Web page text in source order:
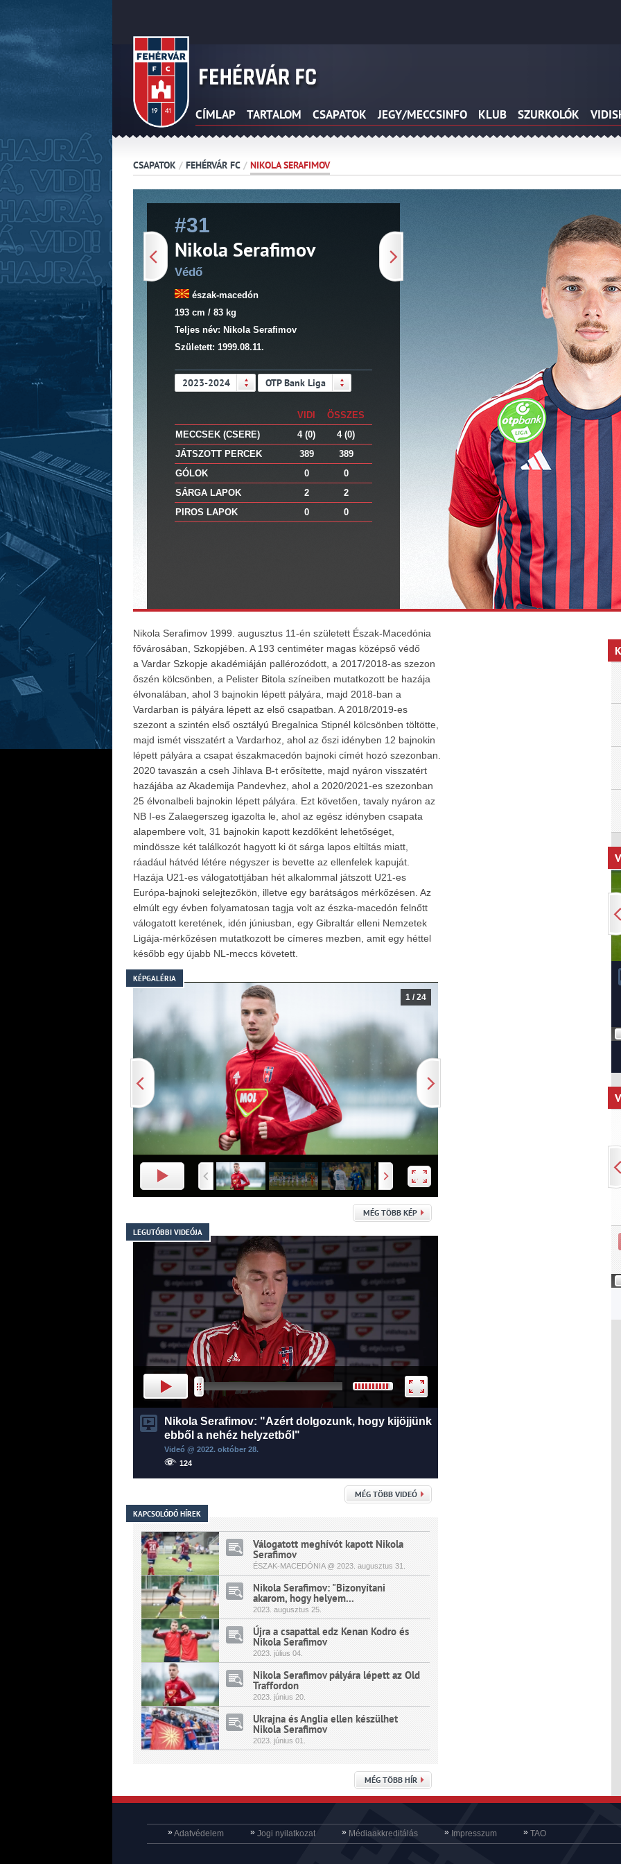
CÍMLAP TARTALOM CSAPATOK JEGY/MECCSINFO KLUB SZURKOLÓK
CSAPATOK / FEHÉRVÁR FC / NIKOLA SERAFIMOV
#31
Nikola Serafimov
Védő
észak-macedón
193 cm / 83 kg
Teljes név: Nikola Serafimov
Született: 1999.08.11.
2023-2024 OTP Bank Liga
VIDI
ÖSSZES
MECCSEK (CSERE)
4 (0)
4 (0)
JÁTSZOTT PERCEK
389
389
GÓLOK
0
0
SÁRGA LAPOK
2
2
PIROS LAPOK
0 0
Nikola Serafimov 1999. augusztus 11-én született Észak-Macedónia
fővárosában, Szkopjében. A 193 centiméter magas középső védő
a Vardar Szkopje akadémiáján pallérozódott, a 2017/2018-as szezon
őszén kölcsönben, a Pelister Bitola színeiben mutatkozott be hazája
élvonalában, ahol 3 bajnokin lépett pályára, majd 2018-ban a
Vardarban is pályára lépett az első csapatban. A 2018/2019-es
szezont a szintén első osztályú Bregalnica Stipnél kölcsönben töltötte,
majd ismét visszatért a Vardarhoz, ahol az őszi idényben 12 bajnokin
lépett pályára a csapat északmacedón bajnoki címét hozó szezonban.
2020 tavaszán a cseh Jihlava B-t erősítette, majd nyáron visszatért
hazájába az Akademija Pandevhez, ahol a 2020/2021-es szezonban
25 élvonalbeli bajnokin lépett pályára. Ezt követően, tavaly nyáron az
NB I-es Zalaegerszeg igazolta le, ahol az egész idényben csapata
alapembere volt, 31 bajnokin kapott kezdőként lehetőséget,
mindössze két találkozót hagyott ki öt sárga lapos eltiltás miatt,
ráadául hátvéd létére négyszer is bevette az ellenfelek kapuját.
Hazája U21-es válogatottjában hét alkalommal játszott U21-es
Európa-bajnoki selejtezőkön, illetve egy barátságos mérkőzésen. Az
elmúlt egy évben folyamatosan tagja volt az észka-macedón felnőtt
válogatott keretének, idén júniusban, egy Gibraltár elleni Nemzetek
Ligája-mérkőzésen mutatkozott be címeres mezben, amit egy héttel
később egy újabb NL-meccs követett.
KÉPGALÉRIA
1 / 24
MÉG TÖBB KÉP
LEGUTÓBBI VIDEÓJA
Nikola Serafimov: "Azért dolgozunk, hogy kijöjjünk
ebből a nehéz helyzetből"
Videó @ 2022. október 28.
124
MÉG TÖBB VIDEÓ
KAPCSOLÓDÓ HÍREK
Válogatott meghívót kapott Nikola
Serafimov
ÉSZAK-MACEDÓNIA @ 2023. augusztus 31.
Nikola Serafimov: "Bizonyítani
akarom, hogy helyem...
2023. augusztus 25.
Újra a csapattal edz Kenan Kodro és
Nikola Serafimov
2023. július 04.
Nikola Serafimov pályára lépett az Old
Traffordon
2023. június 20.
Ukrajna és Anglia ellen készülhet
Nikola Serafimov
2023. június 01.
MÉG TÖBB HÍR
»Adatvédelem » Jogi nyilatkozat » Médiaakkreditálás » Impresszum » TAO